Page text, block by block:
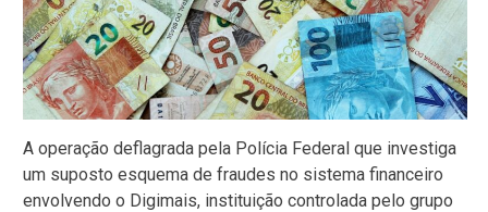
A operação deflagrada pela Polícia Federal que investiga
um suposto esquema de fraudes no sistema financeiro
envolvendo o Digimais, instituição controlada pelo grupo